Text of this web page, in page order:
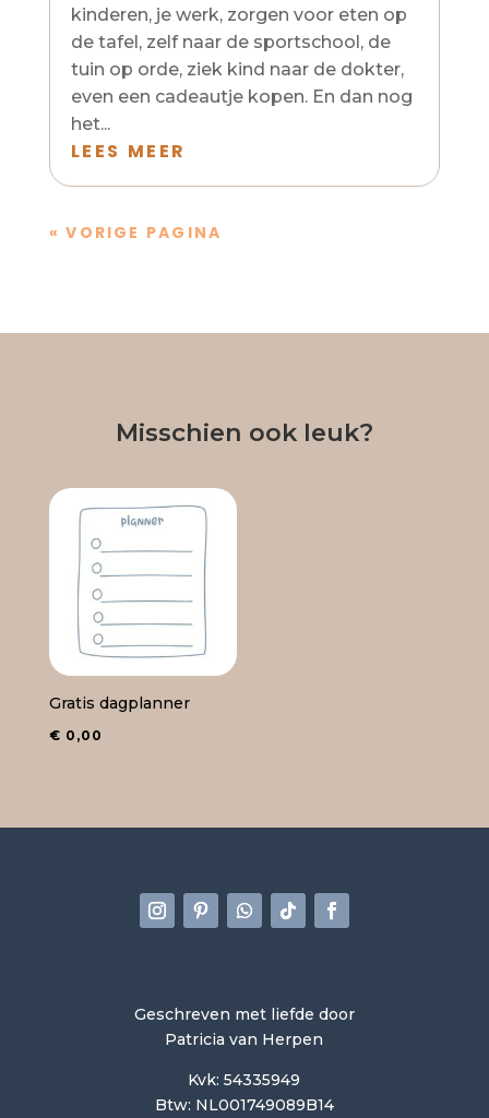
kinderen, je werk, zorgen voor eten op
de tafel, zelf naar de sportschool, de
tuin op orde, ziek kind naar de dokter,
even een cadeautje kopen. En dan nog
het...
LEES MEER
« VORIGE PAGINA
Misschien ook leuk?
Gratis dagplanner
€ 0,00
Geschreven met liefde door
Patricia van Herpen
Kvk: 54335949
Btw: NL001749089B14